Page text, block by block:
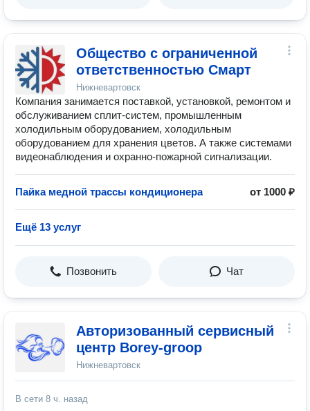
Общество с ограниченной
ответственностью Смарт
Нижневартовск
Компания занимается поставкой, установкой, ремонтом и
обслуживанием сплит-систем, промышленным
холодильным оборудованием, холодильным
оборудованием для хранения цветов. А также системами
видеонаблюдения и охранно-пожарной сигнализации.
Пайка медной трассы кондиционера от 1000 ₽
Ещё 13 услуг
Позвонить Чат
Авторизованный сервисный
центр Borey-groop
Нижневартовск
В сети 8 ч. назад